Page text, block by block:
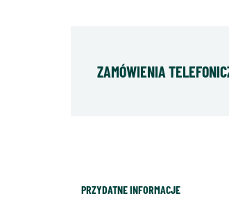
ZAMÓWIENIA
PRZYDATNE INFORMACJE